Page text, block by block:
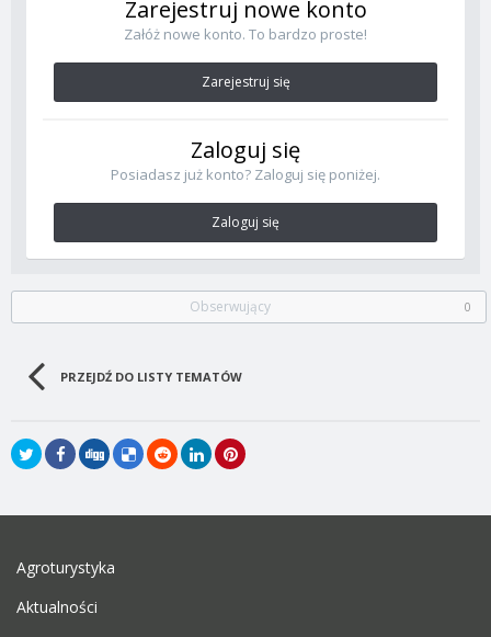
Zarejestruj nowe konto
Załóż nowe konto. To bardzo proste!
Zarejestruj się
Zaloguj się
Posiadasz już konto? Zaloguj się poniżej.
Zaloguj się
Obserwujący 0
PRZEJDŹ DO LISTY TEMATÓW
Agroturystyka
Aktualności